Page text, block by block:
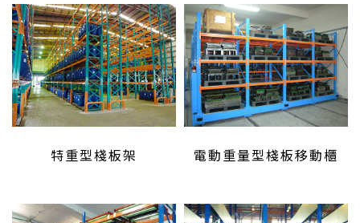
特重型棧板架 電動重量型棧板移動櫃